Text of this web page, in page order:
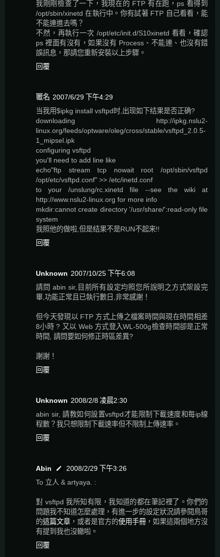
我剛剛檢查了一下，我現在的 FTP 有在跑，ps 看得到
/opt/sbin/xinetd 在執行中。你有試著 FTP 自己看看，能
不能連進去嗎？
不然，再執行一次 /opt/etc/init.d/S10xinetd 看看，確認
ps 裡面有沒有，如果沒有 Process、不能連、也沒有錯
誤訊息，那請您重新安裝以上步驟。
回覆
匿名 2007/6/29 下午4:29
当我用$ipkg install vsftpd时,出现如下结果是否正确?
downloading http://ipkg.nslu2-
linux.org/feeds/optware/oleg/cross/stable/vsftpd_2.0.5-
1_mipsel.ipk
configuring vsftpd
you'll need to add line like
echo"ftp stream tcp nowait root /opt/sbin/vsftpd
/opt/etc/vsftpd.conf" >> /etc/inetd.conf
to your /unslung/rc.xinetd file --see the wiki at
http://www.nslu2-linux.org for more info
mkdir:cannot create directory '/usr/share/':read-only file
system
我照他的做啦,但是结果不是RUN不起来!!
回覆
Unknown 2007/10/25 下午6:08
請問 abin sir,目前所有設定均照您所說明之方式架設完
畢,功能正常且已執行數日,非常感謝！
但今天發現以 FTP 方式上傳之檔案時間與現在時間相差
8小時 ? 又以 Web 方式登入WL-500g檢查時間卻是正常
時間, 請問要如何修正時區差異?
謝謝！
回覆
Unknown 2008/2/8 凌晨2:30
abin sir, 請教如何設置vsftpd才能限制下載速度和每ip線
程數？我只想限制下載速率但不限制上傳速率。
回覆
Abin
2008/2/29 下午3:26
To 立人 & artyaya. :
對 vsftpd 我所知有限，我知道的都在筆記裡了。你們的
問題我不知道怎麼處理，有進一步的設定狀況請參閱鳥哥
的這篇文章 ，或者是官方的使用手冊 ，如果這兩個地方沒
有提到我也沒轍啦。
回覆